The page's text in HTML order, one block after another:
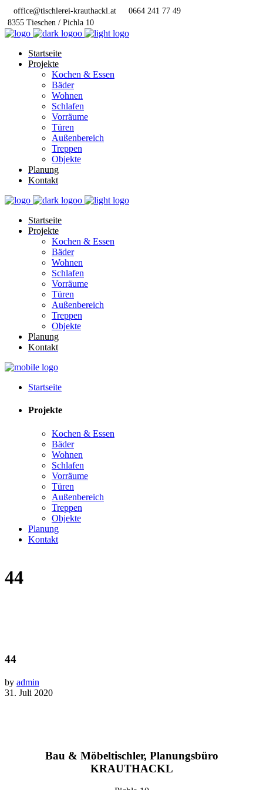
office@tischlerei-krauthackl.at
0664 241 77 49
8355 Tieschen / Pichla 10
Startseite
Projekte
Kochen & Essen
Bäder
Wohnen
Schlafen
Vorräume
Türen
Außenbereich
Treppen
Objekte
Planung
Kontakt
Startseite
Projekte
Kochen & Essen
Bäder
Wohnen
Schlafen
Vorräume
Türen
Außenbereich
Treppen
Objekte
Planung
Kontakt
Startseite
Projekte
Kochen & Essen
Bäder
Wohnen
Schlafen
Vorräume
Türen
Außenbereich
Treppen
Objekte
Planung
Kontakt
44
44
by admin
31. Juli 2020
Bau & Möbeltischler, Planungsbüro
KRAUTHACKL